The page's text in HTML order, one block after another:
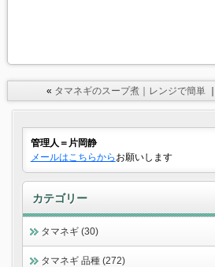
« タマネギのスープ煮｜レンジで簡単｜
管理人＝片岡静
メールはこちらから お願いします
カテゴリー
タマネギ (30)
タマネギ 品種 (272)